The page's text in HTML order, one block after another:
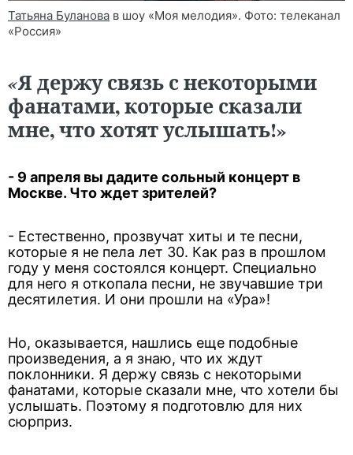
Татьяна Буланова в шоу «Моя мелодия». Фото: телеканал
«Россия»
«Я держу связь с некоторыми
фанатами, которые сказали
мне, что хотят услышать!»
- 9 апреля вы дадите сольный концерт в
Москве. Что ждет зрителей?
- Естественно, прозвучат хиты и те песни,
которые я не пела лет 30. Как раз в прошлом
году у меня состоялся концерт. Специально
для него я откопала песни, не звучавшие три
десятилетия. И они прошли на «Ура»!
Но, оказывается, нашлись еще подобные
произведения, а я знаю, что их ждут
поклонники. Я держу связь с некоторыми
фанатами, которые сказали мне, что хотели бы
услышать. Поэтому я подготовлю для них
сюрприз.